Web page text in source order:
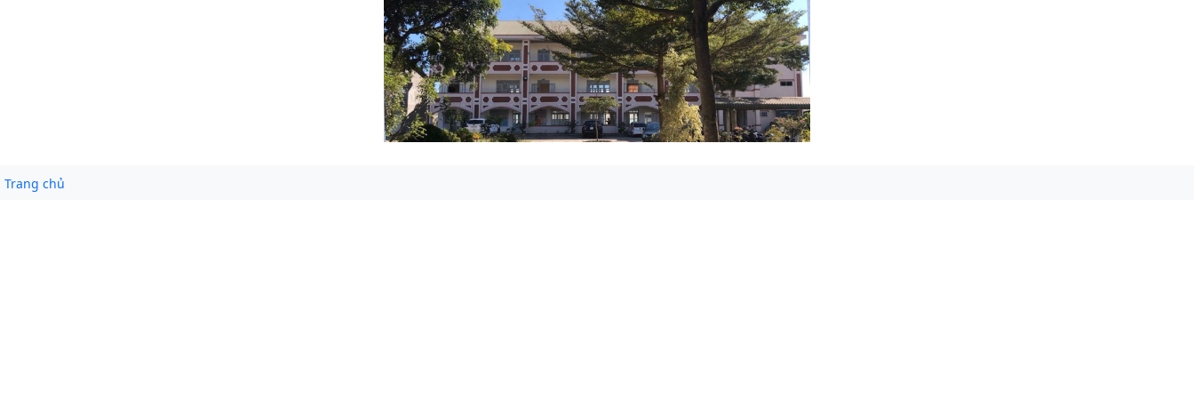
Trang chủ